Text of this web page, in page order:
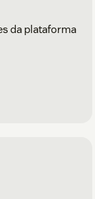
da plataforma